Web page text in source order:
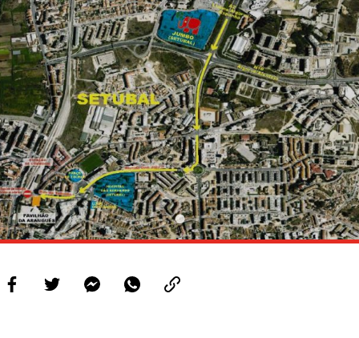
PROJETOS
LIGA BETCLIC MASCULINA
LIGA BETCLIC FEMININA